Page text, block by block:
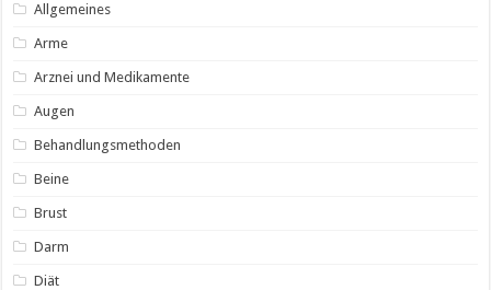
Allgemeines
Arme
Arznei und Medikamente
Augen
Behandlungsmethoden
Beine
Brust
Darm
Diät